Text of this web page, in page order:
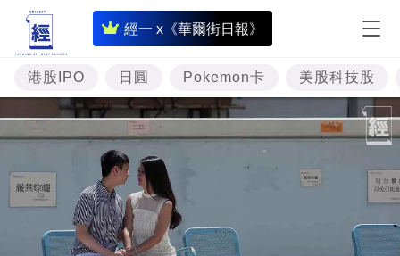
經一 x《華爾街日報》
即
時
財
經
題
投
資
樓
港股IPO 日圓 Pokemon卡 美股科技股